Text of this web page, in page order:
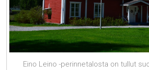
Eino Leino -perinnetalosta on tullut